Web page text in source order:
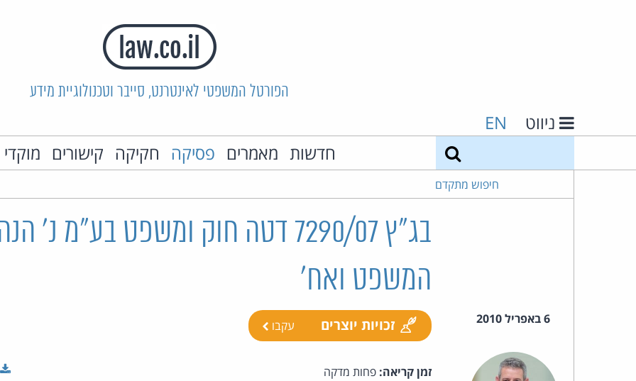
הפורטל המשפטי לאינטרנט, סייבר וטכנולוגיית מידע
ניווט EN
חדשות מאמרים פסיקה חקיקה קישורים
חיפוש מתקדם
בג"ץ 7290/07 דטה חוק ומשפט בע"מ נ'
המשפט ואח'
6 באפריל 2010 זכויות יוצרים עקבו
זמן קריאה: פחות מדקה